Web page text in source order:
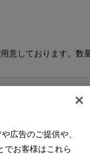
しております。数
ミーティン
テレビ
広告のご提供や、
でお客様はこれら